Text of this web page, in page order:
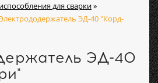
для сварки»
ЭД-40 "Корд-
ЭД-40